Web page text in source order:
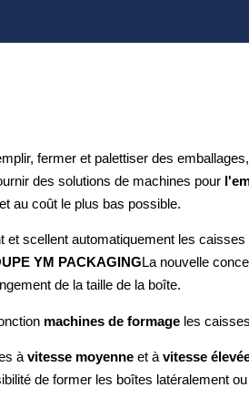
fermer et palettiser des
des solutions de machines pour
au coût le plus bas possible.
scellent automatiquement les caisses
YM PACKAGINGLa nouvelle
de la taille de la boîte.
machines de formage les
à vitesse moyenne et à vitesse
de former les boîtes latéralement